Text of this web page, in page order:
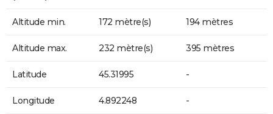
Altitude min. 172 mètre(s) 194 mètres
Altitude max. 232 mètre(s) 395 mètres
Latitude 45.31995 -
Longitude 4.892248 -